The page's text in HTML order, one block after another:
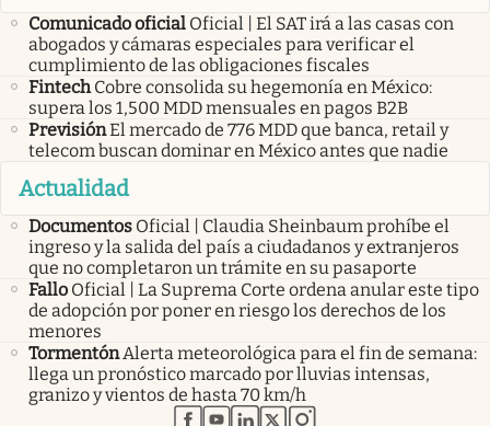
Comunicado oficial Oficial | El SAT irá a las casas con
abogados y cámaras especiales para verificar el
cumplimiento de las obligaciones fiscales
Fintech Cobre consolida su hegemonía en México:
supera los 1,500 MDD mensuales en pagos B2B
PrevisiónEl mercado de 776 MDD que banca, retail y
telecom buscan dominar en México antes que nadie
Actualidad
Documentos Oficial | Claudia Sheinbaum prohíbe el
ingreso y la salida del país a ciudadanos y extranjeros
que no completaron un trámite en su pasaporte
Fallo Oficial | La Suprema Corte ordena anular este tipo
de adopción por poner en riesgo los derechos de los
menores
TormentónAlerta meteorológica para el fin de semana:
llega un pronóstico marcado por lluvias intensas,
granizo y vientos de hasta 70 km/h
abre en nueva pestaña
abre en nueva pestaña
abre en nueva pestaña
abre en nueva pestaña
abre en nueva pestaña